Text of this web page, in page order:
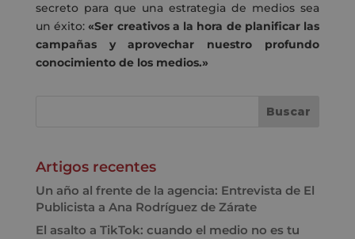
secreto para que una estrategia de medios sea
un éxito:«Ser creativos a la hora de planificar las
campañas y aprovechar nuestro profundo
conocimiento de los medios.»
Artigos recentes
Un año al frente de la agencia: Entrevista de El
Publicista a Ana Rodríguez de Zárate
El asalto a TikTok: cuando el medio no es tu